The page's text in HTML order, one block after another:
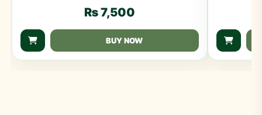
₨7,500
BUY NOW